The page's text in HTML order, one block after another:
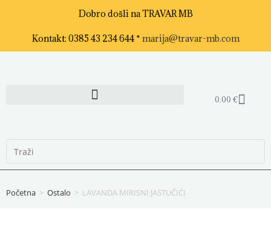
Dobro došli na TRAVAR MB
Kontakt: 0385 43 234 644 * marija@travar-mb.com
0.00€
Početna > Ostalo > LAVANDA MIRISNI JASTUČIĆI